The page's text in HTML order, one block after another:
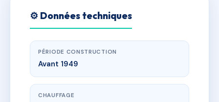
⚙️ Données techniques
PÉRIODE CONSTRUCTION
Avant 1949
CHAUFFAGE